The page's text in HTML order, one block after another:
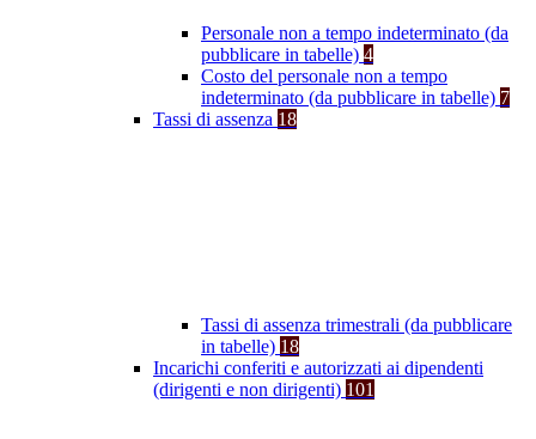
Personale non a tempo indeterminato (da
pubblicare in tabelle) 4
Costo del personale non a tempo
indeterminato (da pubblicare in tabelle) 7
Tassi di assenza 18
Tassi di assenza trimestrali (da pubblicare
in tabelle) 18
Incarichi conferiti e autorizzati ai dipendenti
(dirigenti e non dirigenti) 101